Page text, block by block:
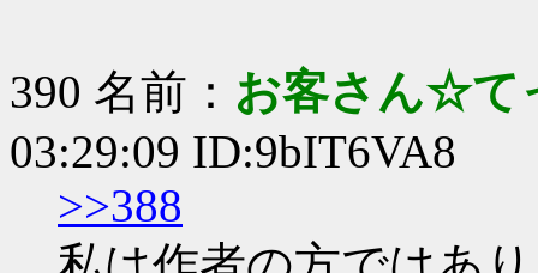
390 名前： お客さん☆て
03:29:09 ID:9bIT6VA8
>>388